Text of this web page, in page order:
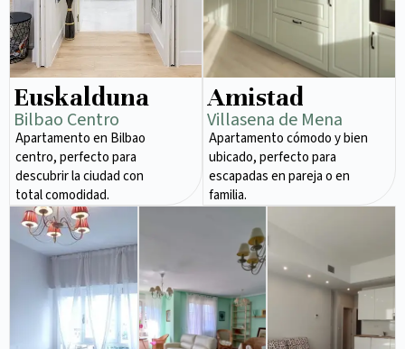
Euskalduna
Bilbao Centro
Apartamento en Bilbao
centro, perfecto para
descubrir la ciudad con
total comodidad.
Amistad
Villasena de Mena
Apartamento cómodo y bien
ubicado, perfecto para
escapadas en pareja o en
familia.